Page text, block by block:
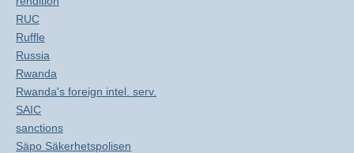
RUC
Ruffle
Russia
Rwanda
Rwanda's foreign intel. serv.
SAIC
sanctions
Säpo Säkerhetspolisen